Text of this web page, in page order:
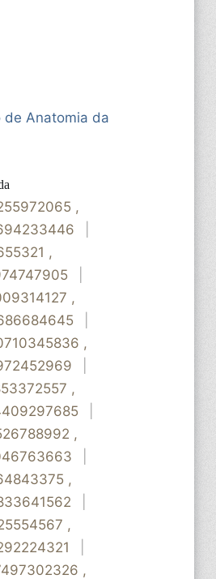
de Anatomia da
,
,
,
,
,
,
,
,
,